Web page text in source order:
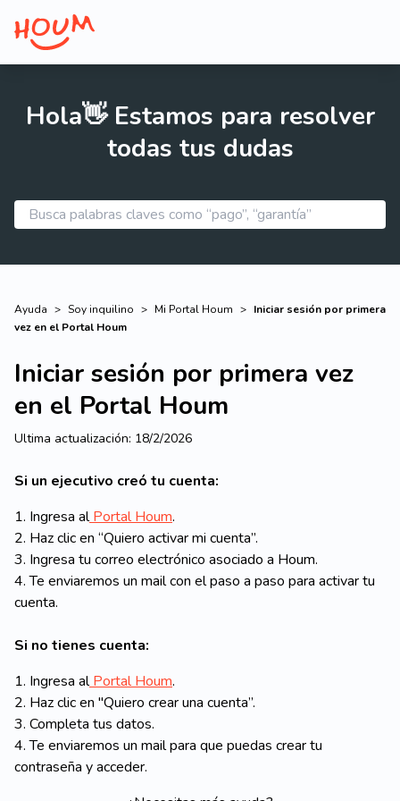
Hola👋 Estamos para resolver
todas tus dudas
Ayuda > Soy inquilino > Mi Portal Houm > Iniciar sesión por primera
vez en el Portal Houm
Iniciar sesión por primera vez
en el Portal Houm
Ultima actualización: 18/2/2026
Si un ejecutivo creó tu cuenta:
1. Ingresa alPortal Houm.
2. Haz clic en “Quiero activar mi cuenta”.
3. Ingresa tu correo electrónico asociado a Houm.
4. Te enviaremos un mail con el paso a paso para activar tu
cuenta.
Si no tienes cuenta:
1. Ingresa alPortal Houm.
2. Haz clic en "Quiero crear una cuenta”.
3. Completa tus datos.
4. Te enviaremos un mail para que puedas crear tu
contraseña y acceder.